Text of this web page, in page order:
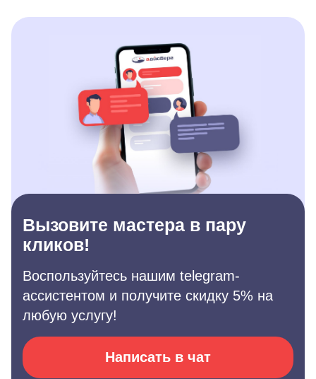
Вызовите мастера в пару
кликов!
Воспользуйтесь нашим telegram-
ассистентом и получите скидку 5% на
любую услугу!
Написать в чат